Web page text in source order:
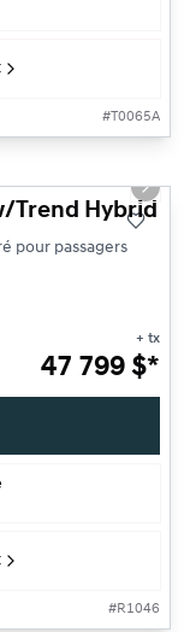
# T0065A
Next
Trend Hybrid
pour passagers
+ tx
47 799 $*
#R1046